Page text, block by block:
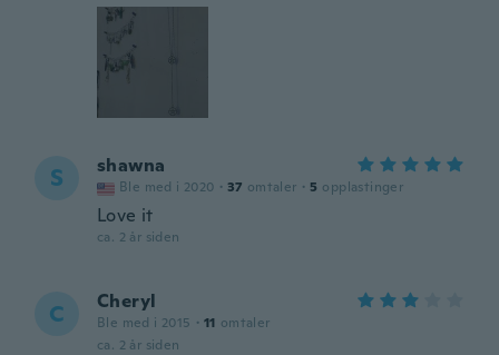
S shawna
Ble med i 2020 · 37 omtaler · 5 opplastinger
Love it
ca. 2 år siden
C Cheryl
Ble med i 2015 · 11 omtaler
ca. 2 år siden